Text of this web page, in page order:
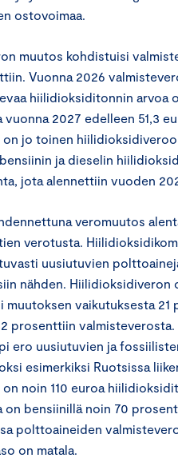
ostovoimaa.
muutos kohdistuisi
Vuonna 2026
hiilidioksiditonnin arvoa
2027 edelleen 51,3
jo toinen
ja dieselin
jota alennettiin vuoden
veromuutos
verotusta.
uusiutuvien
nähden. Hiilidioksidiveron
muutoksen vaikutuksesta
prosenttiin
ero uusiutuvien ja
esimerkiksi Ruotsissa
noin 110 euroa
on bensiinillä noin 70
polttoaineiden
on matala.